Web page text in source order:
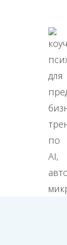
содержимому